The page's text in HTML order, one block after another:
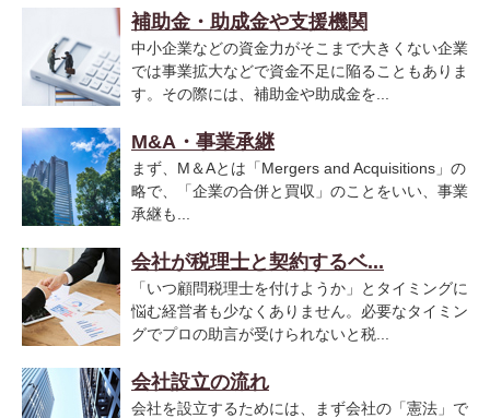
補助金・助成金や支援機関
中小企業などの資金力がそこまで大きくない企業
では事業拡大などで資金不足に陥ることもありま
す。その際には、補助金や助成金を...
M&A・事業承継
まず、M＆Aとは「Mergers and Acquisitions」の
略で、「企業の合併と買収」のことをいい、事業
承継も...
会社が税理士と契約するベ...
「いつ顧問税理士を付けようか」とタイミングに
悩む経営者も少なくありません。必要なタイミン
グでプロの助言が受けられないと税...
会社設立の流れ
会社を設立するためには、まず会社の「憲法」で